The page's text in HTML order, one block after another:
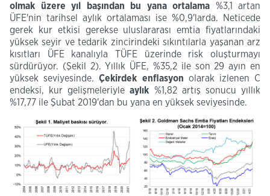
olmak üzere yıl başından bu yana ortalama %3,1 artan
ÜFE'nin tarihsel aylık ortalaması ise %0,9'larda. Neticede
gerek kur etkisi gerekse uluslararası emtia fiyatlarındaki
yüksek seyir ve tedarik zincirindeki sıkıntılarla yaşanan arz
kısıtları ÜFE kanalıyla TÜFE üzerinde risk oluşturmayı
sürdürüyor. (Şekil 2). Yıllık ÜFE, %35,2 ile son 29 ayın en
yüksek seviyesinde.Çekirdek enflasyon olarak izlenen C
endeksi, kur gelişmeleriyleaylık %1,82 artış sonucu yıllık
%17,77 ile Şubat 2019'dan bu yana en yüksek seviyesinde.